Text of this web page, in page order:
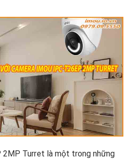
2MP Turret là một trong những